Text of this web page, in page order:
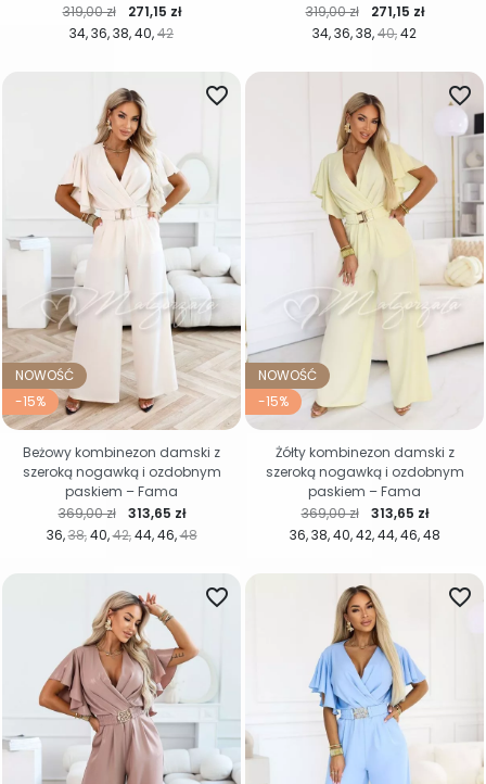
34 36 38 40 42
Cena regularna
319,00 zł Cena
271,15 zł
34 36 38 40 42
Cena regularna
319,00 zł Cena
271,15 zł
NOWOŚĆ
-15%
36 38 40 42 44 46 48
favorite_border
Cena regularna
369,00 zł Cena
313,65 zł
Beżowy kombinezon damski z
szeroką nogawką i ozdobnym
paskiem – Fama
NOWOŚĆ
-15%
36 38 40 42 44 46 48
favorite_border
Cena regularna
369,00 zł Cena
313,65 zł
Żółty kombinezon damski z
szeroką nogawką i ozdobnym
paskiem – Fama
favorite_border favorite_border